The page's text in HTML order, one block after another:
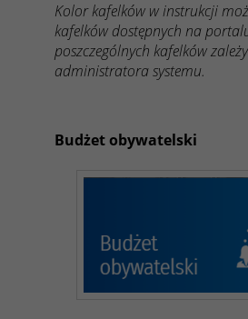
Kolor kafelków w instrukcji
kafelków dostępnych na
poszczególnych kafelków
administratora systemu.
Budżet obywatelski